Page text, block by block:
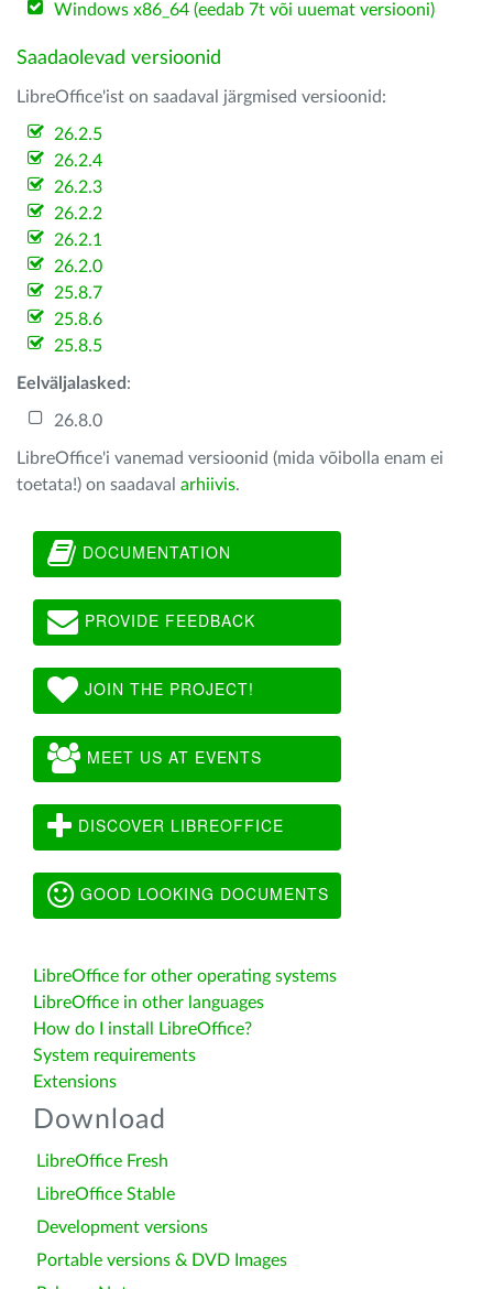
Windows x86_64 (eedab 7t või uuemat versiooni)
Saadaolevad versioonid
LibreOffice'ist on saadaval järgmised versioonid:
26.2.5
26.2.4
26.2.3
26.2.2
26.2.1
26.2.0
25.8.7
25.8.6
25.8.5
Eelväljalasked :
26.8.0
LibreOffice'i vanemad versioonid (mida võibolla enam ei
toetata!) on saadaval arhiivis.
DOCUMENTATION
PROVIDE FEEDBACK
JOIN THE PROJECT!
MEET US AT EVENTS
DISCOVER LIBREOFFICE
GOOD LOOKING DOCUMENTS
LibreOffice for other operating systems
LibreOffice in other languages
How do I install LibreOffice?
System requirements
Extensions
Download
LibreOffice Fresh
LibreOffice Stable
Development versions
Portable versions & DVD Images